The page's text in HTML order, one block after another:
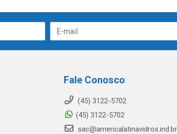
Fale Conosco
(45) 3122-5702
(45) 3122-5702
sac@americalatinavidros.ind.br